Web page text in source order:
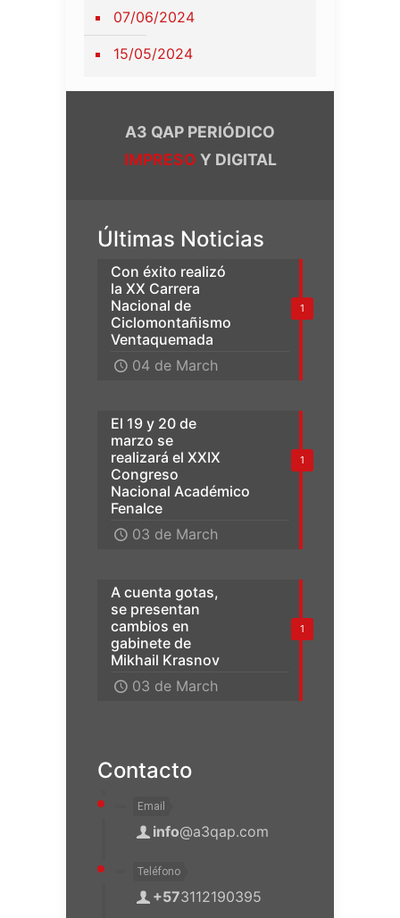
07/06/2024
15/05/2024
A3 QAP PERIÓDICO
IMPRESO Y DIGITAL
Últimas Noticias
1
Con éxito realizó
la XX Carrera
Nacional de
Ciclomontañismo
Ventaquemada
04 de March
1
El 19 y 20 de
marzo se
realizará el XXIX
Congreso
Nacional Académico
Fenalce
03 de March
1
A cuenta gotas,
se presentan
cambios en
gabinete de
Mikhail Krasnov
03 de March
Contacto
Email
info@a3qap.com
Teléfono
+573112190395